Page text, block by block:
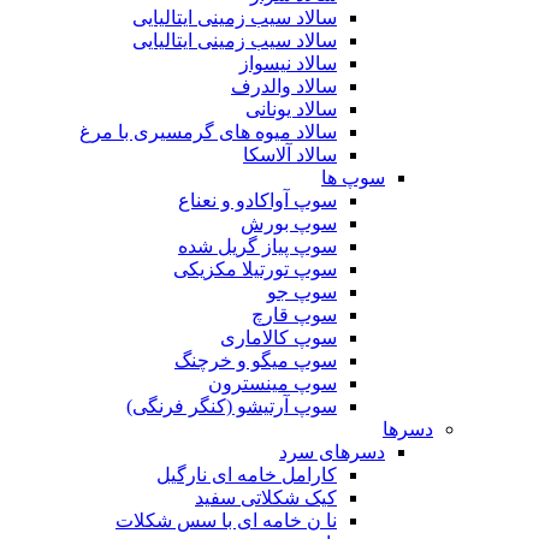
سالاد سیب زمینی ایتالیایی
سالاد سیب زمینی ایتالیایی
سالاد نیسواز
سالاد والدرف
سالاد یونانی
سالاد میوه های گرمسیری با مرغ
سالاد آلاسکا
سوپ ها
سوپ آواکادو و نعناع
سوپ بورش
سوپ پیاز گریل شده
سوپ تورتیلا مکزیکی
سوپ جو
سوپ قارچ
سوپ کالاماری
سوپ میگو و خرچنگ
سوپ مینسترون
سوپ آرتیشو (کنگر فرنگی)
دسرها
دسرهای سرد
کارامل خامه ای نارگیل
کیک شکلاتی سفید
نا ن خامه ای با سس شکلات